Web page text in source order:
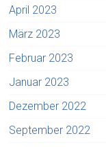
April 2023
März 2023
Februar 2023
Januar 2023
Dezember 2022
September 2022